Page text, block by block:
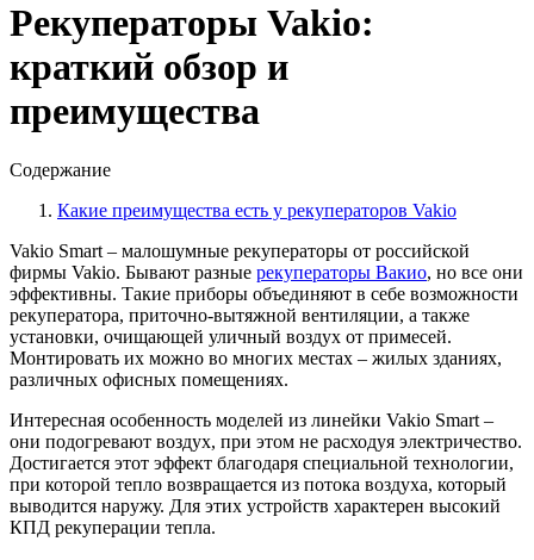
Рекуператоры Vakio:
краткий обзор и
преимущества
Содержание
Какие преимущества есть у рекуператоров Vakio
Vakio Smart – малошумные рекуператоры от российской
фирмы Vakio. Бывают разные рекуператоры Вакио, но все они
эффективны. Такие приборы объединяют в себе возможности
рекуператора, приточно-вытяжной вентиляции, а также
установки, очищающей уличный воздух от примесей.
Монтировать их можно во многих местах – жилых зданиях,
различных офисных помещениях.
Интересная особенность моделей из линейки Vakio Smart –
они подогревают воздух, при этом не расходуя электричество.
Достигается этот эффект благодаря специальной технологии,
при которой тепло возвращается из потока воздуха, который
выводится наружу. Для этих устройств характерен высокий
КПД рекуперации тепла.